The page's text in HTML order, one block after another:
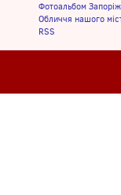
Фотоальбом
Обличчя нашого
RSS